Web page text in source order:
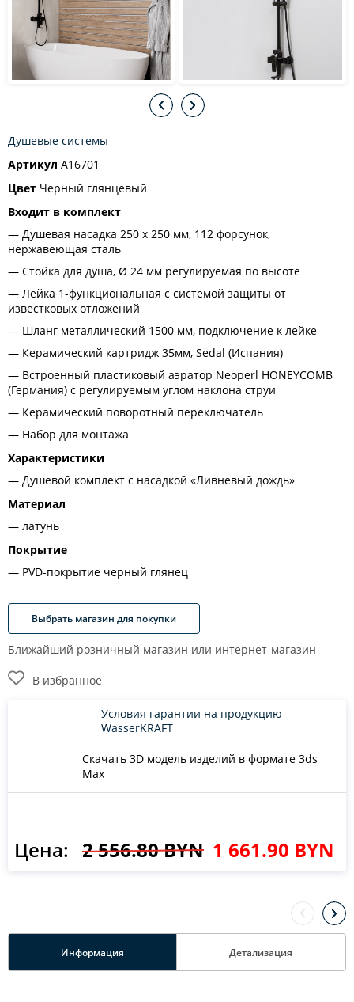
Душевые системы
Артикул A16701
Цвет Черный глянцевый
Входит в комплект
Душевая насадка 250 x 250 мм, 112 форсунок,
нержавеющая сталь
Стойка для душа, Ø 24 мм регулируемая по высоте
Лейка 1-функциональная с системой защиты от
известковых отложений
Шланг металлический 1500 мм, подключение к лейке
Керамический картридж 35мм, Sedal (Испания)
Встроенный пластиковый аэратор Neoperl HONEYCOMB
(Германия) с регулируемым углом наклона струи
Керамический поворотный переключатель
Набор для монтажа
Характеристики
Душевой комплект с насадкой «Ливневый дождь»
Материал
латунь
Покрытие
PVD-покрытие черный глянец
Выбрать магазин для покупки
Ближайший розничный магазин или интернет-магазин
В избранное
Скачать 3D модель изделий в формате 3ds
Max
Условия гарантии на продукцию
WasserKRAFT
Цена: 2 556.80 BYN 1 661.90 BYN
Информация Детализация